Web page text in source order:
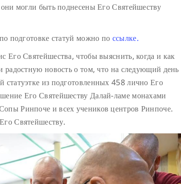
могли быть поднесены Его Святейшеству
подготовке статуй можно по ссылке.
Его Святейшества, чтобы выяснить, когда и как
радостную новость о том, что на следующий день
из подготовленных 458 лично Его
Его Святейшеству Далай-ламе монахами
Ринпоче и всех учеников центров Ринпоче.
Святейшеству.